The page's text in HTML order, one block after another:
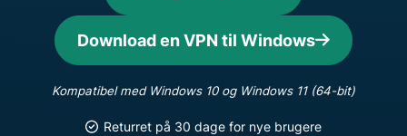
Download en VPN til Windows
Kompatibel med Windows 10 og Windows 11 (64-bit)
Returret på 30 dage for nye brugere